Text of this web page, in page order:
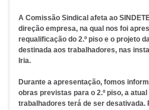
A Comissão Sindical afeta ao
direção empresa, na qual nos foi
requalificação do 2.º piso e o projeto
destinada aos trabalhadores, nas
Iria.
Durante a apresentação, fomos
obras previstas para o 2.º piso, a
trabalhadores terá de ser desativada.